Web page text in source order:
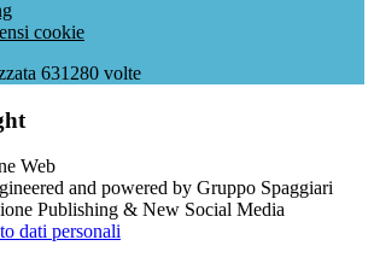
cookie
631280 volte
and powered by Gruppo Spaggiari
Publishing & New Social Media
dati personali